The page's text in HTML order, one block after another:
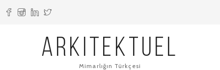
ARKITEKTUEL
Mimarlığın Türkçesi